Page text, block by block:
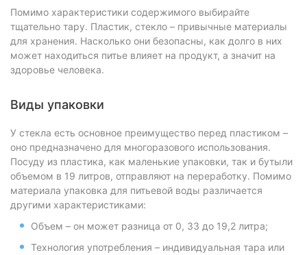
Помимо характеристики содержимого выбирайте
тщательно тару. Пластик, стекло – привычные материалы
для хранения. Насколько они безопасны, как долго в них
может находиться питье влияет на продукт, а значит на
здоровье человека.
Виды упаковки
У стекла есть основное преимущество перед пластиком –
оно предназначено для многоразового использования.
Посуду из пластика, как маленькие упаковки, так и бутыли
объемом в 19 литров, отправляют на переработку. Помимо
материала упаковка для питьевой воды различается
другими характеристиками:
Объем – он может разница от 0, 33 до 19,2 литра;
Технология употребления – индивидуальная тара или